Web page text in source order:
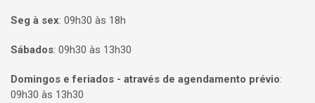
Seg à sex: 09h30 às 18h
Sábados: 09h30 às 13h30
Domingos e feriados - através de agendamento prévio:
09h30 às 13h30